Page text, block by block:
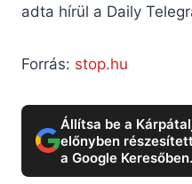
adta hírül a Daily
Forrás: stop.hu
Állítsa be a
előnyben
a Google Keresőben.